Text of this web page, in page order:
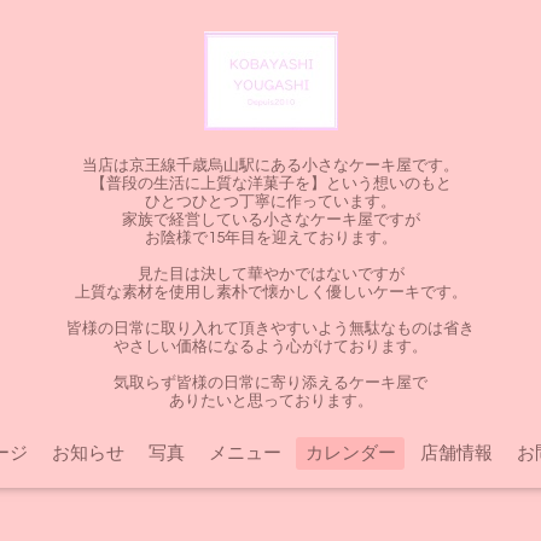
当店は京王線千歳烏山駅にある小さなケーキ屋です。
【普段の生活に上質な洋菓子を】という想いのもと
ひとつひとつ丁寧に作っています。
家族で経営している小さなケーキ屋ですが
お陰様で15年目を迎えております。
見た目は決して華やかではないですが
上質な素材を使用し素朴で懐かしく優しいケーキです。
皆様の日常に取り入れて頂きやすいよう無駄なものは省き
やさしい価格になるよう心がけております。
気取らず皆様の日常に寄り添えるケーキ屋で
ありたいと思っております。
ジ お知らせ 写真 メニュー カレンダー 店舗情報 お